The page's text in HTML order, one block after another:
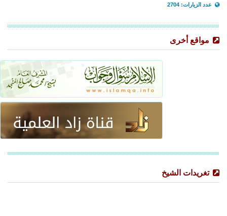
عدد الزيارات: 2704
مواقع أخرى
تغريدات الشيخ